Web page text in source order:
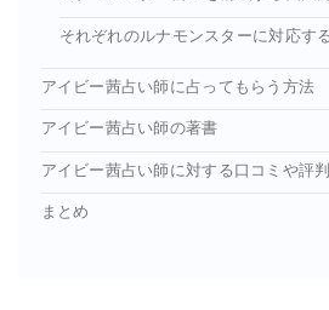
それぞれのルナモンスターに対応す
アイビー茜占い師に占ってもらう方法
アイビー茜占い師の著書
アイビー茜占い師に対する口コミや評判
まとめ